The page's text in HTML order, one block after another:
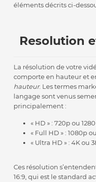
éléments décrits ci-
Resolution
La résolution de votre
comporte en hauteur et
hauteur. Les termes
langage sont venus
principalement :
« HD » : 720p ou
« Full HD » : 1080p
« Ultra HD » : 4K ou
Ces résolution
16:9, qui est le standard